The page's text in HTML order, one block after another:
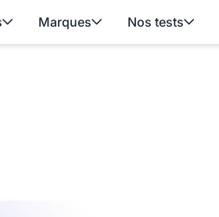
Marques Nos tests